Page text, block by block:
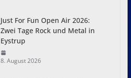
Just For Fun Open Air 2026:
Zwei Tage Rock und Metal in
Eystrup
8. August 2026